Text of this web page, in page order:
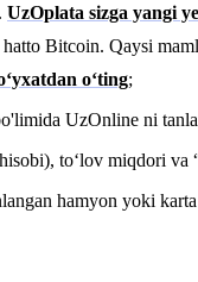
UzOplata sizga yangi
Bitcoin. Qaysi
oʻting;
UzOnline ni
toʻlov miqdori va
hamyon yoki